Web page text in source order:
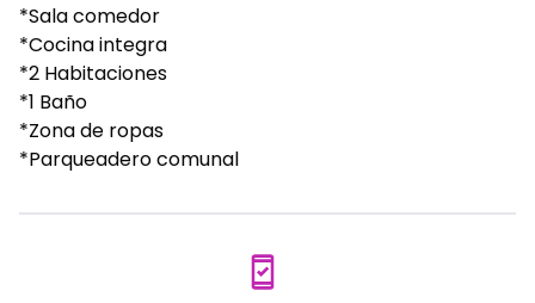
*Sala comedor
*Cocina integra
*2 Habitaciones
*1 Baño
*Zona de ropas
*Parqueadero comunal